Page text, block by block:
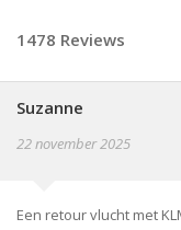
1478 Reviews
Suzanne
22 november 2025
Een retour vlucht met